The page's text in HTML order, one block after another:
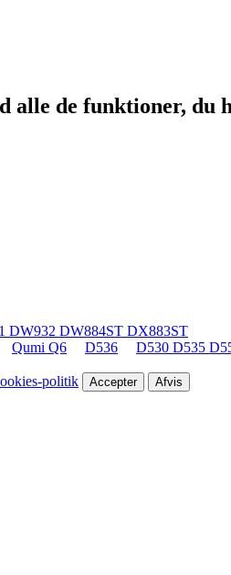
alle de funktioner, du
DW932 DW884ST DX883ST
Qumi Q6 D536
D530 D535
politik Accepter Afvis